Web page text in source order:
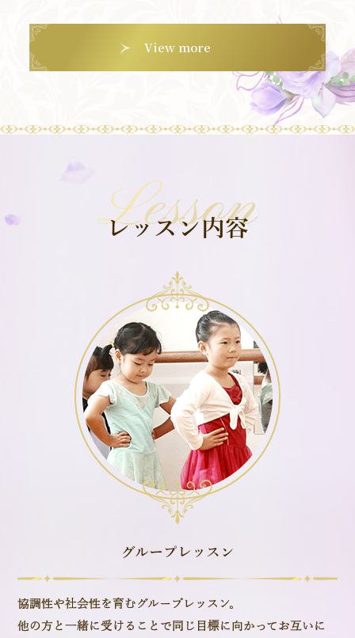
View more
レッスン内容
Lesson
グループレッスン
協調性や社会性を育むグループレッスン。
他の方と一緒に受けることで同じ目標に向かってお互いに